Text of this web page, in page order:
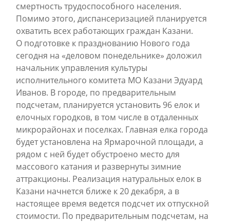
смертность трудоспособного населения.
Помимо этого, диспансеризацией планируется
охватить всех работающих граждан Казани.
О подготовке к празднованию Нового года
сегодня на «деловом понедельнике» доложил
начальник управления культуры
исполнительного комитета МО Казани Эдуард
Иванов. В городе, по предварительным
подсчетам, планируется установить 96 елок и
елочных городков, в том числе в отдаленных
микрорайонах и поселках. Главная елка города
будет установлена на Ярмарочной площади, а
рядом с ней будет обустроено место для
массового катания и развернуты зимние
аттракционы. Реализация натуральных елок в
Казани начнется ближе к 20 декабря, а в
настоящее время ведется подсчет их отпускной
стоимости. По предварительным подсчетам, на